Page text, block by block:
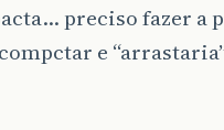
preciso fazer a
e